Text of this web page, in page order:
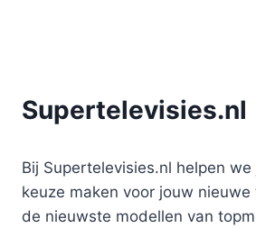
Supertelevisies.nl
Bij Supertelevisies.nl helpen
keuze maken voor jouw nieuwe
de nieuwste modellen van